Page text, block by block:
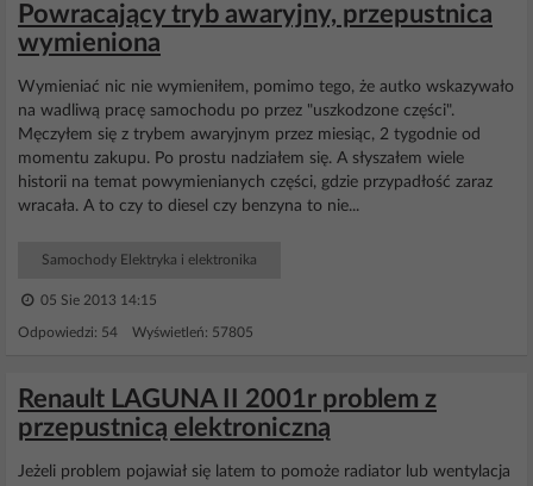
Powracający tryb awaryjny, przepustnica
wymieniona
Wymieniać nic nie wymieniłem, pomimo tego, że autko wskazywało
na wadliwą pracę samochodu po przez "uszkodzone części".
Męczyłem się z trybem awaryjnym przez miesiąc, 2 tygodnie od
momentu zakupu. Po prostu nadziałem się. A słyszałem wiele
historii na temat powymienianych części, gdzie przypadłość zaraz
wracała. A to czy to diesel czy benzyna to nie...
Samochody Elektryka i elektronika
05 Sie 2013 14:15
Odpowiedzi: 54 Wyświetleń: 57805
Renault LAGUNA II 2001r problem z
przepustnicą elektroniczną
Jeżeli problem pojawiał się latem to pomoże radiator lub wentylacja